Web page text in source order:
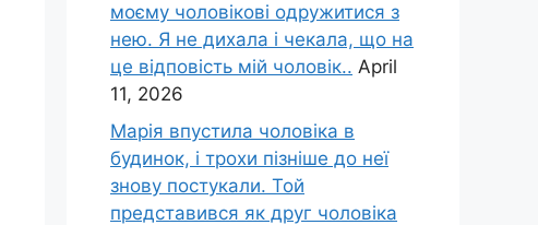
моєму чоловікові одружитися з
нею. Я не дихала і чекала, що на
це відповість мій чоловік.. April
11, 2026
Марія впустила чоловіка в
будинок, і трохи пізніше до неї
знову постукали. Той
представився як друг чоловіка